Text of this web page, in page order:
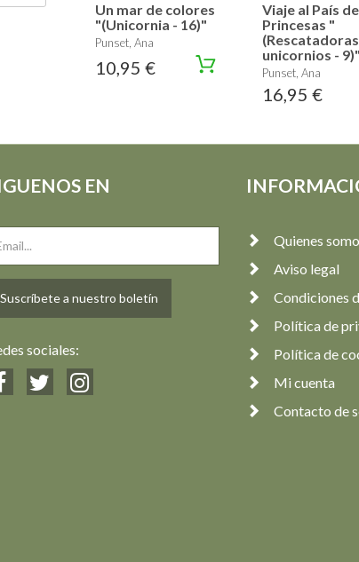
Un mar de colores
"(Unicornia - 16)"
Punset, Ana
10,95 €
Viaje al País
Princesas "
unicornios - 9)"
Punset, Ana
16,95 €
EN
Suscríbete a nuestro boletín
sociales:
Quienes
Aviso legal
Condiciones
Política de
Política de
Mi cuenta
Contacto de